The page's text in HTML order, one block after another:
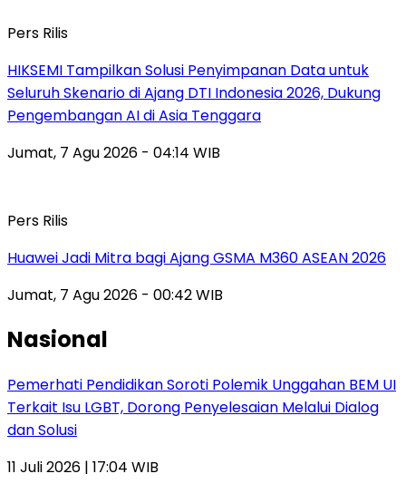
Pers Rilis
HIKSEMI Tampilkan Solusi Penyimpanan Data untuk
Seluruh Skenario di Ajang DTI Indonesia 2026, Dukung
Pengembangan AI di Asia Tenggara
Jumat, 7 Agu 2026 - 04:14 WIB
Pers Rilis
Huawei Jadi Mitra bagi Ajang GSMA M360 ASEAN 2026
Jumat, 7 Agu 2026 - 00:42 WIB
Nasional
Pemerhati Pendidikan Soroti Polemik Unggahan BEM UI
Terkait Isu LGBT, Dorong Penyelesaian Melalui Dialog
dan Solusi
11 Juli 2026 | 17:04 WIB